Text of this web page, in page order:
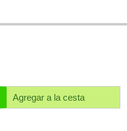
Agregar a la cesta